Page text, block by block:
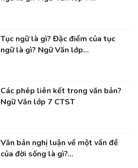
Tục ngữ là gì? Đặc điểm của tục
ngữ là gì? Ngữ Văn lớp...
Các phép liên kết trong văn bản?
Ngữ Văn lớp 7 CTST
Văn bản nghị luận về một vấn đề
của đời sống là gì?...